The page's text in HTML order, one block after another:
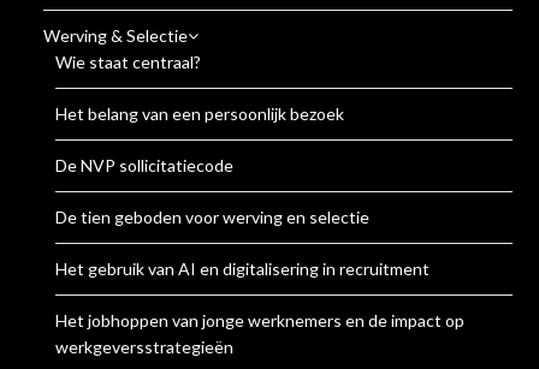
Werving & Selectie
Wie staat centraal?
Het belang van een persoonlijk bezoek
De NVP sollicitatiecode
De tien geboden voor werving en selectie
Het gebruik van AI en digitalisering in recruitment
Het jobhoppen van jonge werknemers en de impact op
werkgeversstrategieën